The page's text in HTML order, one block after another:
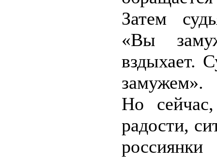
Затем
«Вы
вздыхает.
замужем».
Но
радости,